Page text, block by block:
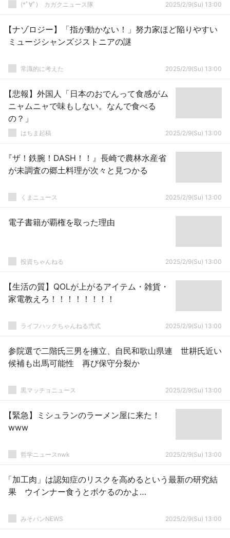
(*ﾟ∀ﾟ)ゞカガクニュース隊 2025/2/9(Su) 13:00
【ナゾロジー】「指が動かない！」努力家ほど陥りやすい
ミュージシャンズジストニアの謎
常識的に考えた 2025/2/9(Su) 13:00
【悲報】外国人「日本のおでんって食感がム
ニャムニャで味もしない。なんで食べる
の？」
はちま起稿 2025/2/9(Su) 13:00
『ザ！鉄腕！DASH！！』長崎で農林水産省
が未調査の郷土料理が次々と見つかる
くまニュース 2025/2/9(Su) 13:00
電子書籍が覇権を取った理由
投資ちゃんねる 2025/2/9(Su) 13:00
【生活の質】QOLが上がるアイテム・雑貨・
家電教えろ！！！！！！！！
ライフハックちゃんねる弐式 2025/2/9(Su) 13:00
参院選で二階氏三男を擁立、自民和歌山県連 世耕氏近い
候補も出馬可能性 再び保守分裂か
黒マッチョニュース 2025/2/9(Su) 13:00
【緊急】ミシュランのラーメン屋に来た！
www
哲学ニュースnwk 2025/2/9(Su) 13:00
「加工肉」は認知症のリスクを高めるという最新の研究結
果 ウインナー食うとボケるのかよ…
みそパンNEWS 2025/2/9(Su) 13:00